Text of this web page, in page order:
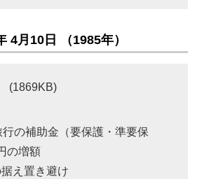
月10日 （1985年）
の補助金（要保護・準要保
の増額
据え置き避け